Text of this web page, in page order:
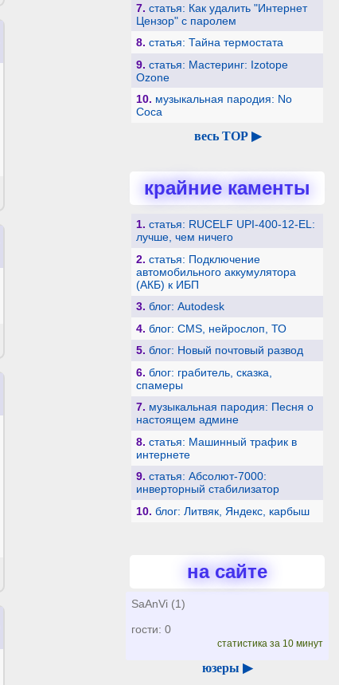
7. статья: Как удалить "Интернет
Цензор" с паролем
8. статья: Тайна термостата
9. статья: Мастеринг: Izotope
Ozone
10. музыкальная пародия: No
Coca
весь TOP ▶
крайние каменты
1. статья: RUCELF UPI-400-12-EL:
лучше, чем ничего
2. статья: Подключение
автомобильного аккумулятора
(АКБ) к ИБП
3. блог: Autodesk
4. блог: CMS, нейрослоп, ТО
5. блог: Новый почтовый развод
6. блог: грабитель, сказка,
спамеры
7. музыкальная пародия: Песня о
настоящем админе
8. статья: Машинный трафик в
интернете
9. статья: Абсолют-7000:
инверторный стабилизатор
10. блог: Литвяк, Яндекс, карбыш
на сайте
SaAnVi (1)
гости: 0
статистика за 10 минут
юзеры ▶